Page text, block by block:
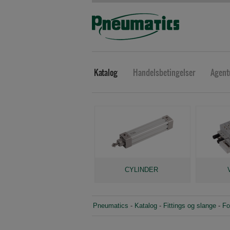
Katalog Handelsbetingelser
CYLINDER
Pneumatics - Katalog - Fittings og slange -